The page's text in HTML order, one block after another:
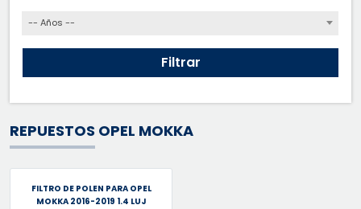
-- Años --
Filtrar
REPUESTOS OPEL MOKKA
FILTRO DE POLEN PARA OPEL
MOKKA 2016-2019 1.4 LUJ